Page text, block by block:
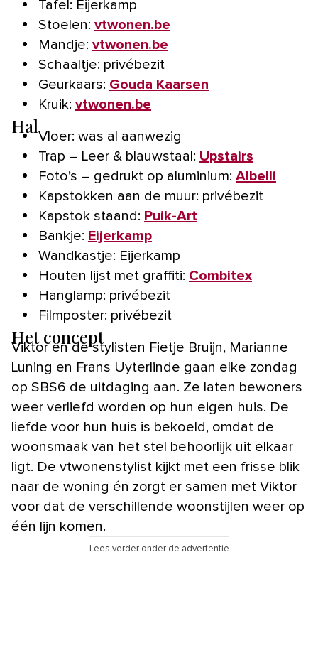
Tafel: Eijerkamp
Stoelen: vtwonen.be
Mandje: vtwonen.be
Schaaltje: privébezit
Geurkaars: Gouda Kaarsen
Kruik: vtwonen.be
HalVloer: was al aanwezig
Trap – Leer & blauwstaal: Upstairs
Foto’s – gedrukt op aluminium: Albelli
Kapstokken aan de muur: privébezit
Kapstok staand: Puik-Art
Bankje: Eijerkamp
Wandkastje: Eijerkamp
Houten lijst met graffiti: Combitex
Hanglamp: privébezit
Filmposter: privébezit
Het concept
Viktor en de stylisten Fietje Bruijn, Marianne
Luning en Frans Uyterlinde gaan elke zondag
op SBS6 de uitdaging aan. Ze laten bewoners
weer verliefd worden op hun eigen huis. De
liefde voor hun huis is bekoeld, omdat de
woonsmaak van het stel behoorlijk uit elkaar
ligt. De vtwonenstylist kijkt met een frisse blik
naar de woning én zorgt er samen met Viktor
voor dat de verschillende woonstijlen weer op
één lijn komen.
Lees verder onder de advertentie